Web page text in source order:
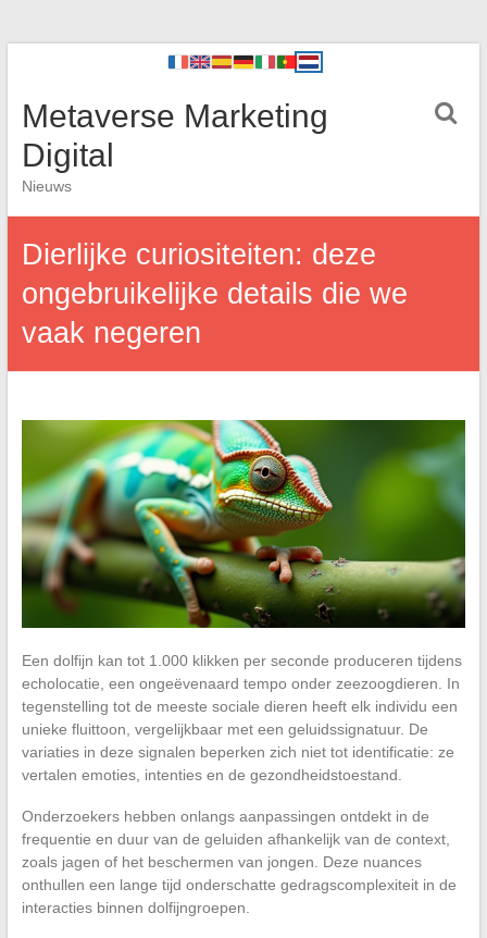
Metaverse Marketing
Digital
Nieuws
Dierlijke curiositeiten: deze
ongebruikelijke details die we
vaak negeren
Een dolfijn kan tot 1.000 klikken per seconde produceren tijdens
echolocatie, een ongeëvenaard tempo onder zeezoogdieren. In
tegenstelling tot de meeste sociale dieren heeft elk individu een
unieke fluittoon, vergelijkbaar met een geluidssignatuur. De
variaties in deze signalen beperken zich niet tot identificatie: ze
vertalen emoties, intenties en de gezondheidstoestand.
Onderzoekers hebben onlangs aanpassingen ontdekt in de
frequentie en duur van de geluiden afhankelijk van de context,
zoals jagen of het beschermen van jongen. Deze nuances
onthullen een lange tijd onderschatte gedragscomplexiteit in de
interacties binnen dolfijngroepen.